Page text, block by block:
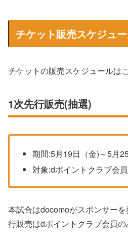
チケット販売スケジュ
チケットの販売スケジュールは
1次先行販売(抽選)
期間:5月19日（金)～5月25
対象:dポイントクラブ会員
本試合はdocomoがスポンサー
行販売はdポイントクラブ会員の